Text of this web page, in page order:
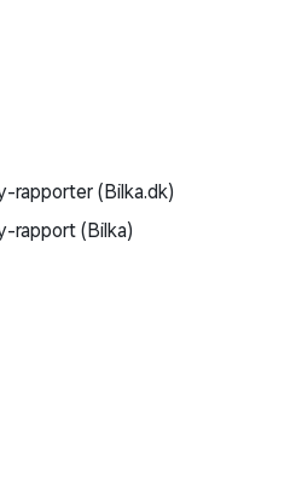
rapporter (Bilka.dk)
rapport (Bilka)